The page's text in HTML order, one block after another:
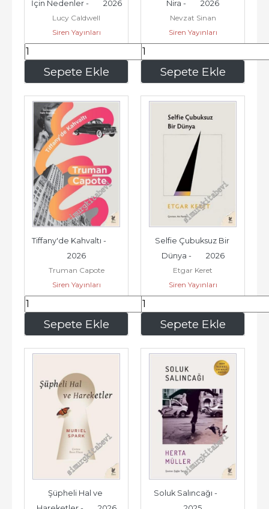
Sepete Ekle
İçin Nedenler -        2026
Lucy Caldwell
Siren Yayınları
210,00 Sepete Ekle
Nira -        2026
Nevzat Sinan
Siren Yayınları
234,00
Sepete Ekle
Tiffany'de Kahvaltı -
2026
Truman Capote
Siren Yayınları
135,00 Sepete Ekle
Selfie Çubuksuz Bir
Dünya -        2026
Etgar Keret
Siren Yayınları
187,50
Şüpheli Hal ve
Soluk Salıncağı -